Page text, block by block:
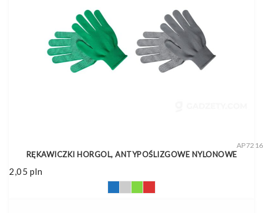
RĘKAWICZKI HORGOL, ANTYPOŚLIZGOWE NYLONOWE
2,05 pln